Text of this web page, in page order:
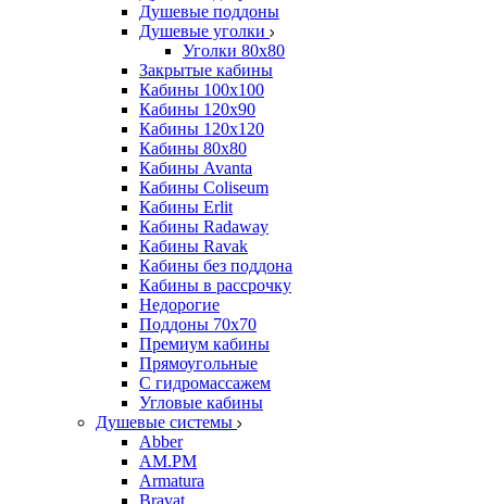
Душевые поддоны
Душевые уголки
Уголки 80х80
Закрытые кабины
Кабины 100x100
Кабины 120x90
Кабины 120х120
Кабины 80х80
Кабины Avanta
Кабины Coliseum
Кабины Erlit
Кабины Radaway
Кабины Ravak
Кабины без поддона
Кабины в рассрочку
Недорогие
Поддоны 70x70
Премиум кабины
Прямоугольные
С гидромассажем
Угловые кабины
Душевые системы
Abber
AM.PM
Armatura
Bravat